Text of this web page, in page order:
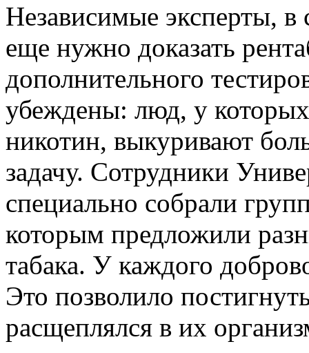
Независимые эксперты, в
еще нужно доказать
дополнительного
убеждены: люд, у
никотин, выкуривают
задачу. Сотрудники
специально собрали
которым предложили
табака. У каждого
Это позволило
расщеплялся в их